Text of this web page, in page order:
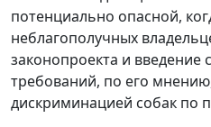
потенциально опасной,
неблагополучных
законопроекта и введение
требований, по его
дискриминацией собак по